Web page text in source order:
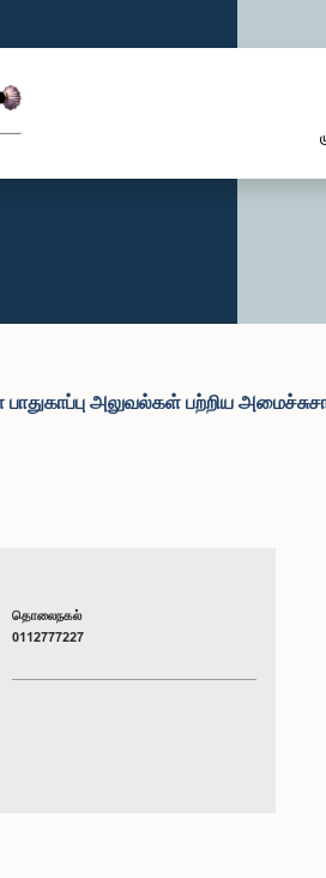
அலுவல்கள் பற்றிய
தொலைநகல்
0112777227